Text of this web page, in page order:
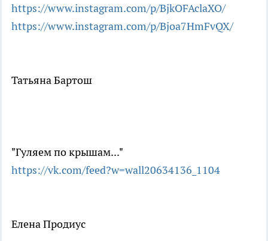
https://www.instagram.com/p/BjkOFAclaXO/
https://www.instagram.com/p/Bjoa7HmFvQX/
Татьяна Бартош
"Гуляем по крышам..."
https://vk.com/feed?w=wall20634136_1104
Елена Продиус